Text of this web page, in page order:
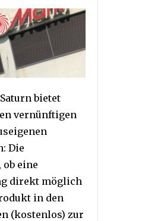
bietet
vernünftigen
Die
ob eine
direkt möglich
in den
(kostenlos) zur